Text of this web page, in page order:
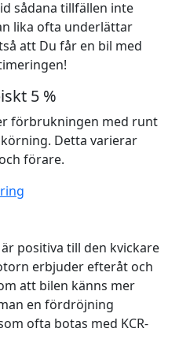
sådana tillfällen inte
lika ofta underlättar
att Du får en bil med
5 %
förbrukningen med runt
Detta varierar
förare.
positiva till den kvickare
erbjuder efteråt och
att bilen känns mer
en fördröjning
ofta botas med KCR-